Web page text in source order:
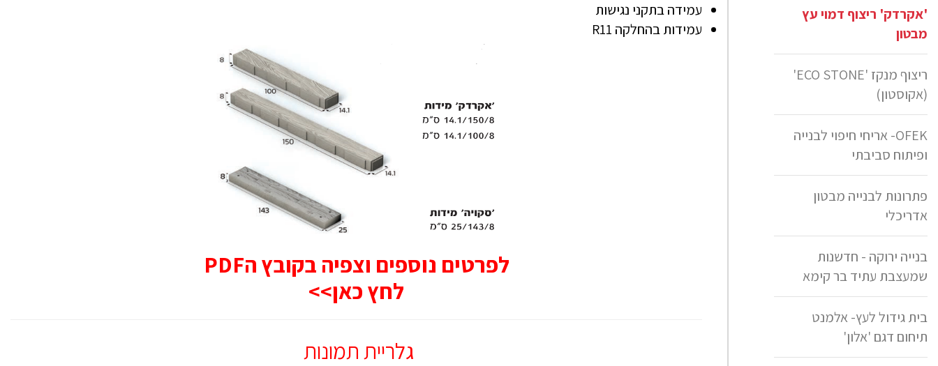
'אקרדק' ריצוף דמוי עץ
מבטון
ריצוף מנקז 'ECO STONE'
(אקוסטון)
OFEK- אריחי חיפוי לבנייה
ופיתוח סביבתי
פתרונות לבנייה מבטון
אדריכלי
בנייה ירוקה - חדשנות
שמעצבת עתיד בר קימא
בית גידול לעץ- אלמנט
תיחום דגם 'אלון'
עמידה בתקני נגישות
עמידות בהחלקה R11
לפרטים נוספים וצפיה בקובץ הPDF
לחץ כאן>>
גלריית תמונות